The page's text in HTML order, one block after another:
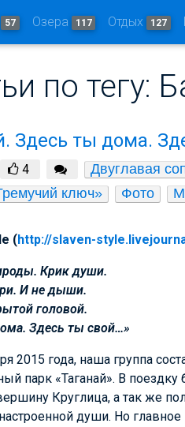
57 Озера 117 Отдых 127
по тегу:
Здесь ты дома.
4 Двуглавая
ключ»
Фото
(http://slaven-
Крик души.
И не дыши.
головой.
Здесь ты свой…»
2015 года, наша группа
парк «Таганай». В
Круглица, а так же
души. Но